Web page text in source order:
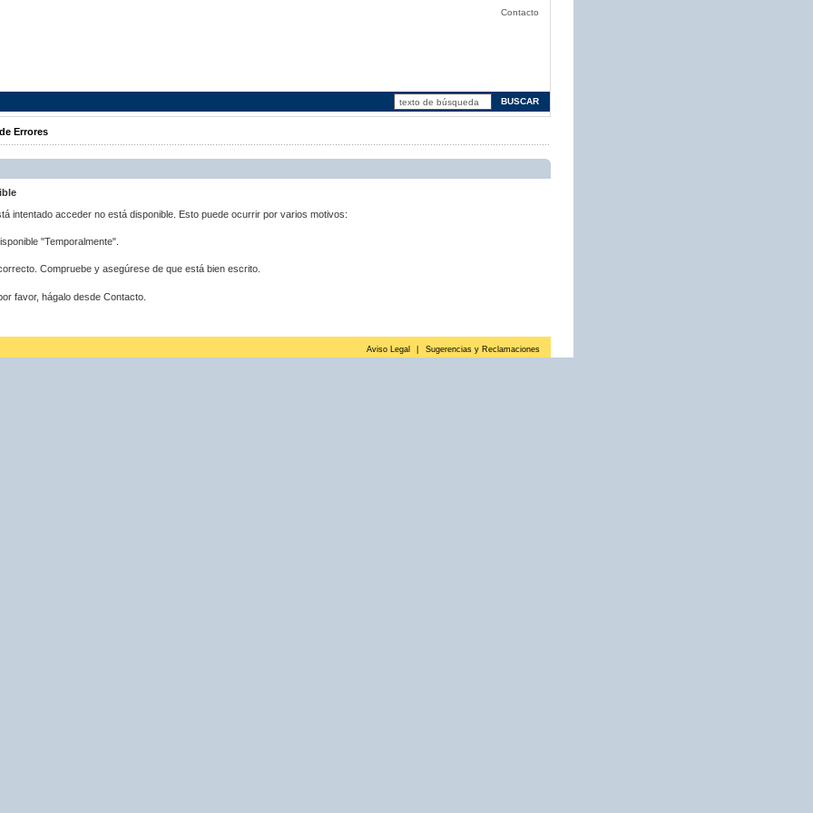
Contacto
Errores
intentado acceder no está disponible. Esto puede ocurrir por varios motivos:
"Temporalmente".
Compruebe y asegúrese de que está bien escrito.
favor, hágalo desde Contacto.
Aviso Legal Sugerencias y Reclamaciones